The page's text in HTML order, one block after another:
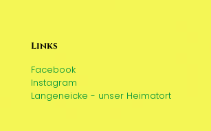
Links
Facebook
Instagram
Langeneicke - unser Heimatort